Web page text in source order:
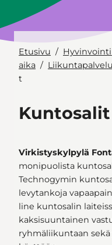
Etusivu
Hyvinvointi
aika
t
Kuntosalit
Virkistyskylpylä
monipuolista
Technogymin
levytankoja
line kuntosalin
kaksisuuntainen
ryhmäliikuntaan